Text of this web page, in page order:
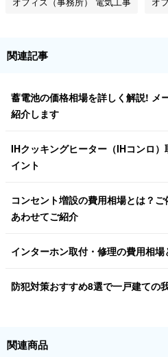
関連記事
蓄電池の価格相場を詳しく解説! メ
紹介します
IHクッキングヒーター（IHコンロ
イント
コンセント増設の費用相場とは？
あわせてご紹介
インターホン取付・修理の費用相場
防犯対策おすすめ8選で一戸建ての
関連商品